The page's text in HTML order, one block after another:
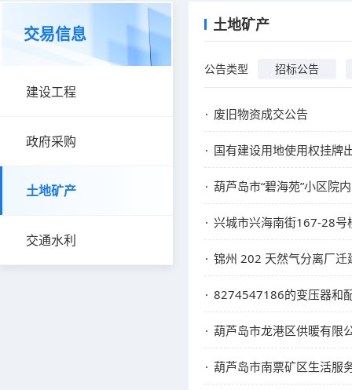
交易信息
建设工程
政府采购
土地矿产
交通水利
土地矿产
公告类型 招标公告
废旧物资成交公告
国有建设用地使用权挂牌
葫芦岛市“碧海苑”小区院
兴城市兴海南街167-28号
锦州 202 天然气分离厂
8274547186的变压器和
葫芦岛市龙港区供暖有限
葫芦岛市南票矿区生活服